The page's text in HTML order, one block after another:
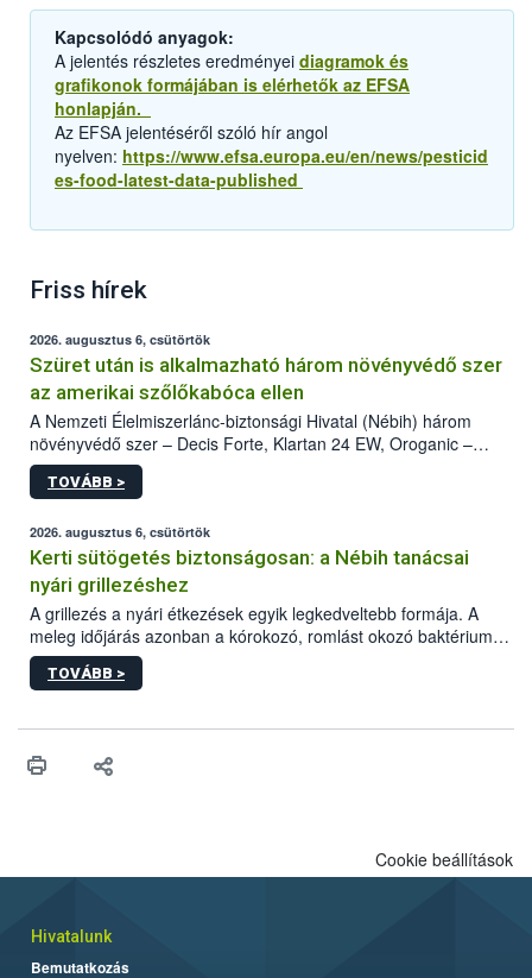
Kapcsolódó anyagok:
A jelentés részletes eredményei diagramok és
grafikonok formájában is elérhetők az EFSA
honlapján.
Az EFSA jelentéséről szóló hír angol
nyelven: https://www.efsa.europa.eu/en/news/pesticid
es-food-latest-data-published
Friss hírek
2026. augusztus 6, csütörtök
Szüret után is alkalmazható három növényvédő szer
az amerikai szőlőkabóca ellen
A Nemzeti Élelmiszerlánc-biztonsági Hivatal (Nébih) három
növényvédő szer – Decis Forte, Klartan 24 EW, Oroganic –
engedélyokiratát módosította, így azok a szüretet követően,
egészen a vesszőérettség (BBCH 91) stádiumáig
érésű szőlőkben is legyen lehetőség a károsító elleni további
védekezésre. Az Oroganic készítmény kis kiszerelésben kiskerti
felhasználók számára is elérhető és ökológiai termesztésben is
engedélyezett.
TOVÁBB >
2026. augusztus 6, csütörtök
Kerti sütögetés biztonságosan: a Nébih tanácsai
nyári grillezéshez
A grillezés a nyári étkezések egyik legkedveltebb formája. A
meleg időjárás azonban a kórokozó, romlást okozó baktériumok
gyorsabb szaporodásának is kedvez. A szabadtéri sütögetés
ezért nem csupán a megfelelő sütési technikáról szól: legalább
higiéniai szabályok betartása, a megfelelő hőkezelés, valamint a
biztonsági Hivatal (Nébih) Oktatási Programja összegyűjtötte a
TOVÁBB >
Cookie beállítások
Hivatalunk
Bemutatkozás